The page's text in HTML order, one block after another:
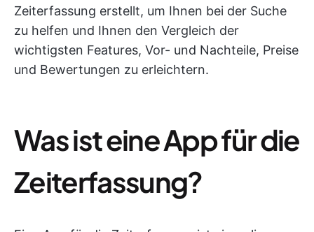
Zeiterfassung erstellt, um Ihnen bei der Suche
zu helfen und Ihnen den Vergleich der
wichtigsten Features, Vor- und Nachteile, Preise
und Bewertungen zu erleichtern.
Was ist eine App für die
Zeiterfassung?